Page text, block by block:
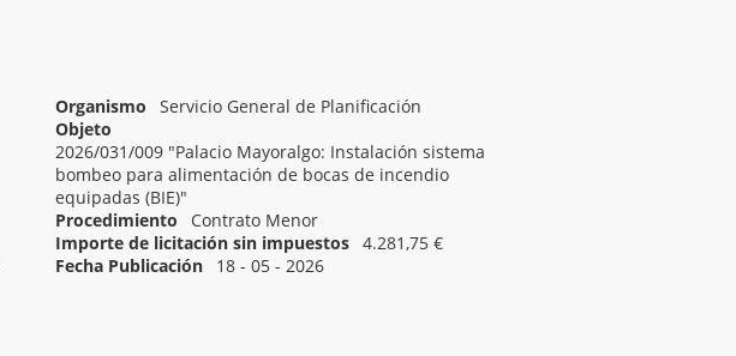
Organismo
Servicio General de Planificación
Objeto
2026/031/009 "Palacio Mayoralgo: Instalación sistema
bombeo para alimentación de bocas de incendio
equipadas (BIE)"
Procedimiento
Contrato Menor
Importe de licitación sin impuestos 4.281,75 €
Fecha Publicación
18 - 05 - 2026